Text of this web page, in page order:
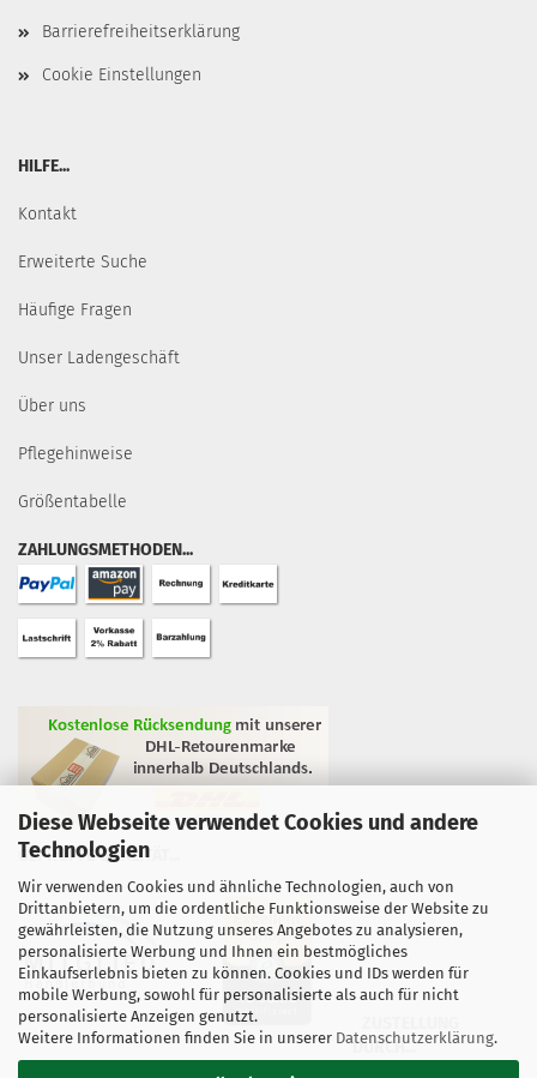
Diese Webseite verwendet Cookies und andere
Technologien
Wir verwenden Cookies und ähnliche Technologien, auch von
Drittanbietern, um die ordentliche Funktionsweise der Website zu
gewährleisten, die Nutzung unseres Angebotes zu analysieren,
personalisierte Werbung und Ihnen ein bestmögliches
Einkaufserlebnis bieten zu können. Cookies und IDs werden für
mobile Werbung, sowohl für personalisierte als auch für nicht
personalisierte Anzeigen genutzt.
Weitere Informationen finden Sie in unserer Datenschutzerklärung.
Barrierefreiheitserklärung
Cookie Einstellungen
HILFE...
Kontakt
Erweiterte Suche
Häufige Fragen
Unser Ladengeschäft
Über uns
Pflegehinweise
Größentabelle
ZAHLUNGSMETHODEN...
GEPRÜFTE QUALITÄT...
DURCH...